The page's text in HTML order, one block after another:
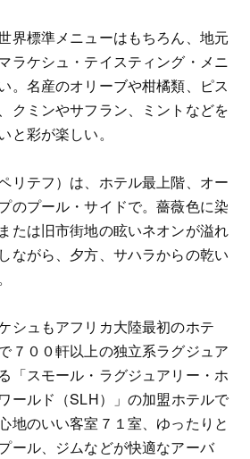
界標準メニューはもちろん、地元
ラケシュ・テイスティング・メニ
。名産のオリーブや柑橘類、ピス
クミンやサフラン、ミントなどを
と彩が楽しい。
リテフ）は、ホテル最上階、オー
のプール・サイドで。薔薇色に染
たは旧市街地の眩いネオンが溢れ
ながら、夕方、サハラからの乾い
シュもアフリカ大陸最初のホテ
７００軒以上の独立系ラグジュア
「スモール・ラグジュアリー・ホ
ールド（SLH）」の加盟ホテルで
地のいい客室７１室、ゆったりと
ール、ジムなどが快適なアーバ